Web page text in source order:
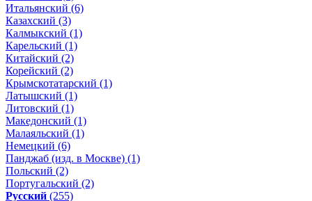
Итальянский (6)
Казахский (3)
Калмыкский (1)
Карельский (1)
Китайский (2)
Корейский (2)
Крымскотатарский (1)
Латышский (1)
Литовский (1)
Македонский (1)
Малаяльский (1)
Немецкий (6)
Панджаб (изд. в Москве) (1)
Польский (2)
Португальский (2)
Русский (255)